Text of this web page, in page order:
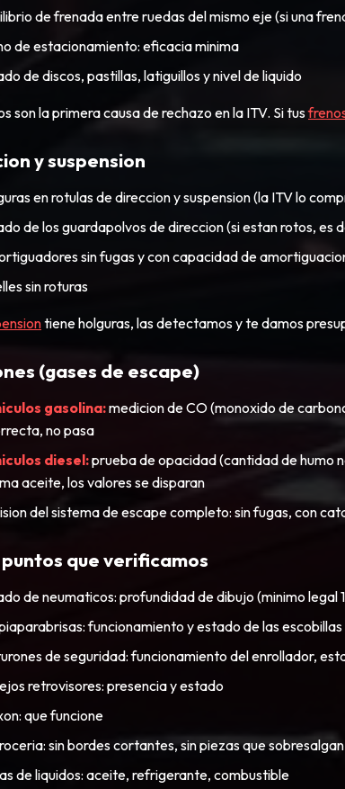
de frenada entre ruedas del mismo eje (si una
de estacionamiento: eficacia minima
de discos, pastillas, latiguillos y nivel de liquido
son la primera causa de rechazo en la ITV. Si tus
y suspension
en rotulas de direccion y suspension (la ITV lo
de los guardapolvos de direccion (si estan rotos, es
sin fugas y con capacidad de
sin roturas
tiene holguras, las detectamos y te damos
(gases de escape)
gasolina:medicion de CO (monoxido de
no pasa
diesel:prueba de opacidad (cantidad de humo
aceite, los valores se disparan
del sistema de escape completo: sin fugas, con
que verificamos
de neumaticos: profundidad de dibujo (minimo legal
funcionamiento y estado de las escobillas
de seguridad: funcionamiento del enrollador,
retrovisores: presencia y estado
que funcione
sin bordes cortantes, sin piezas que
de liquidos: aceite, refrigerante, combustible